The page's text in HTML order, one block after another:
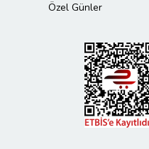
Özel Günler